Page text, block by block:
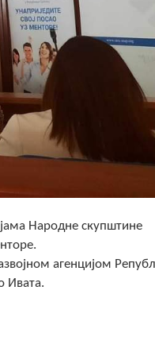
Народне скупштине
агенцијом
Ивата.